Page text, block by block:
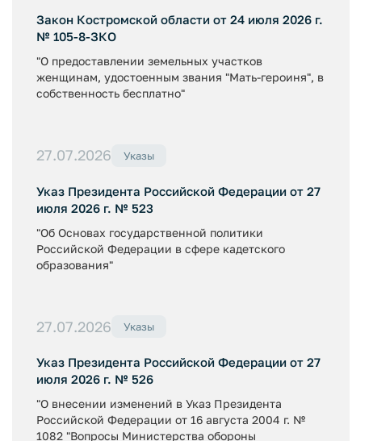
Закон Костромской области от 24 июля 2026 г.
№ 105-8-ЗКО
"О предоставлении земельных участков
женщинам, удостоенным звания "Мать-героиня", в
собственность бесплатно"
27.07.2026 Указы
Указ Президента Российской Федерации от 27
июля 2026 г. № 523
"Об Основах государственной политики
Российской Федерации в сфере кадетского
образования"
27.07.2026 Указы
Указ Президента Российской Федерации от 27
июля 2026 г. № 526
"О внесении изменений в Указ Президента
Российской Федерации от 16 августа 2004 г. №
1082 "Вопросы Министерства обороны